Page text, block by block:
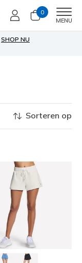
0
MENU
SHOP NU
Sorteren op